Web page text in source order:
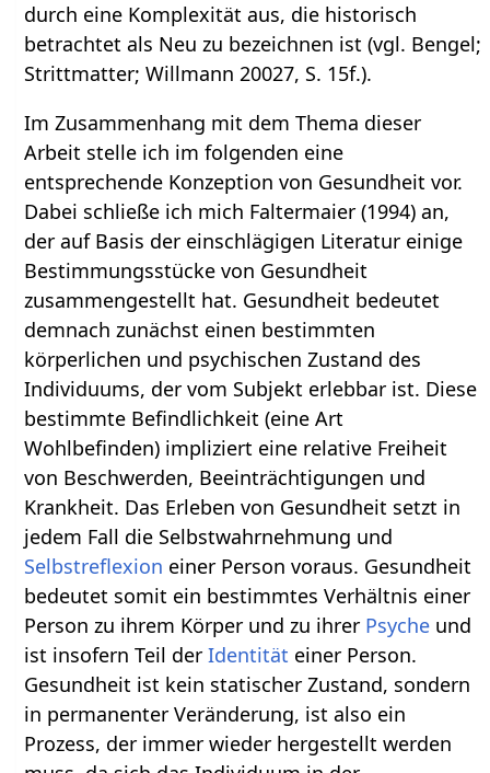
durch eine Komplexität aus, die historisch
betrachtet als Neu zu bezeichnen ist (vgl. Bengel;
Strittmatter; Willmann 20027, S. 15f.).
Im Zusammenhang mit dem Thema dieser
Arbeit stelle ich im folgenden eine
entsprechende Konzeption von Gesundheit vor.
Dabei schließe ich mich Faltermaier (1994) an,
der auf Basis der einschlägigen Literatur einige
Bestimmungsstücke von Gesundheit
zusammengestellt hat. Gesundheit bedeutet
demnach zunächst einen bestimmten
körperlichen und psychischen Zustand des
Individuums, der vom Subjekt erlebbar ist. Diese
bestimmte Befindlichkeit (eine Art
Wohlbefinden) impliziert eine relative Freiheit
von Beschwerden, Beeinträchtigungen und
Krankheit. Das Erleben von Gesundheit setzt in
jedem Fall die Selbstwahrnehmung und
Selbstreflexion einer Person voraus. Gesundheit
bedeutet somit ein bestimmtes Verhältnis einer
Person zu ihrem Körper und zu ihrer Psyche und
ist insofern Teil derIdentität einer Person.
Gesundheit ist kein statischer Zustand, sondern
in permanenter Veränderung, ist also ein
Prozess, der immer wieder hergestellt werden